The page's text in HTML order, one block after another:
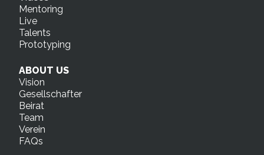
Mentoring
Live
Talents
Prototyping
ABOUT US
Vision
Gesellschafter
Beirat
Team
Verein
FAQs